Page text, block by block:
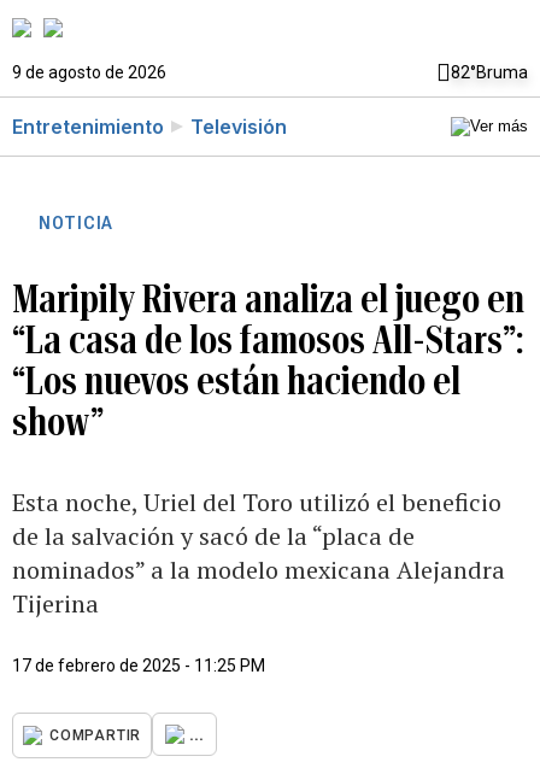
9 de agosto de 2026 82°Bruma
Entretenimiento Televisión
NOTICIA
Maripily Rivera analiza el juego en
“La casa de los famosos All-Stars”:
“Los nuevos están haciendo el
show”
Esta noche, Uriel del Toro utilizó el beneficio
de la salvación y sacó de la “placa de
nominados” a la modelo mexicana Alejandra
Tijerina
17 de febrero de 2025 - 11:25 PM
COMPARTIR ...